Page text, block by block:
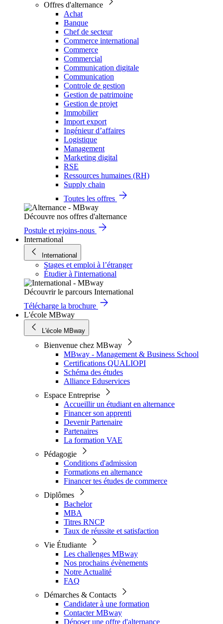
Offres d'alternance
Achat
Banque
Chef de secteur
Commerce international
Commerce
Commercial
Communication digitale
Communication
Controle de gestion
Gestion de patrimoine
Gestion de projet
Immobilier
Import export
Ingénieur d’affaires
Logistique
Management
Marketing digital
RSE
Ressources humaines (RH)
Supply chain
Toutes les offres
Découvre nos offres d'alternance
Postule et rejoins-nous
International
International
Stages et emploi à l’étranger
Étudier à l'international
Découvrir le parcours International
Télécharge la brochure
L'école MBway
L'école MBway
Bienvenue chez MBway
MBway - Management & Business School
Certifications QUALIOPI
Schéma des études
Alliance Eduservices
Espace Entreprise
Accueillir un étudiant en alternance
Financer son apprenti
Devenir Partenaire
Partenaires
La formation VAE
Pédagogie
Conditions d'admission
Formations en alternance
Financer tes études de commerce
Diplômes
Bachelor
MBA
Titres RNCP
Taux de réussite et satisfaction
Vie Étudiante
Les challenges MBway
Nos prochains évènements
Notre Actualité
FAQ
Démarches & Contacts
Candidater à une formation
Contacter MBway
Déposer une offre d'alternance